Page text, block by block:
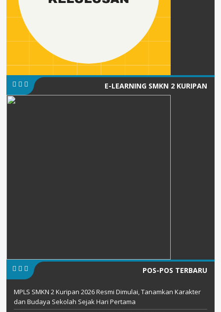
E-LEARNING SMKN 2 KURIPAN
POS-POS TERBARU
MPLS SMKN 2 Kuripan 2026 Resmi Dimulai, Tanamkan Karakter
dan Budaya Sekolah Sejak Hari Pertama